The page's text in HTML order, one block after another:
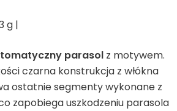
g |
parasol z motywem.
czarna konstrukcja z włókna
ostatnie segmenty wykonane z
zapobiega uszkodzeniu parasola